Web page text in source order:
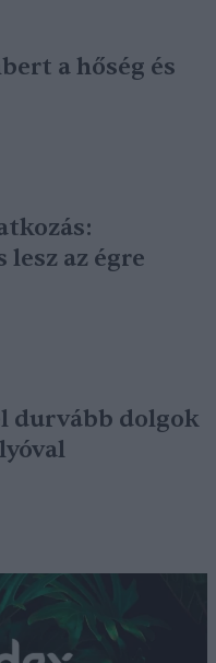
a hőség és
az égre
durvább dolgok